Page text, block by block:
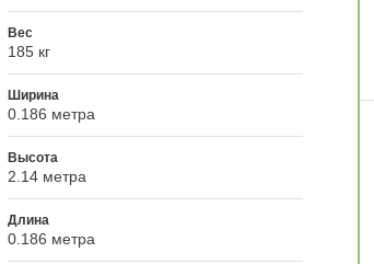
Вес
185 кг
Ширина
0.186 метра
Высота
2.14 метра
Длина
0.186 метра